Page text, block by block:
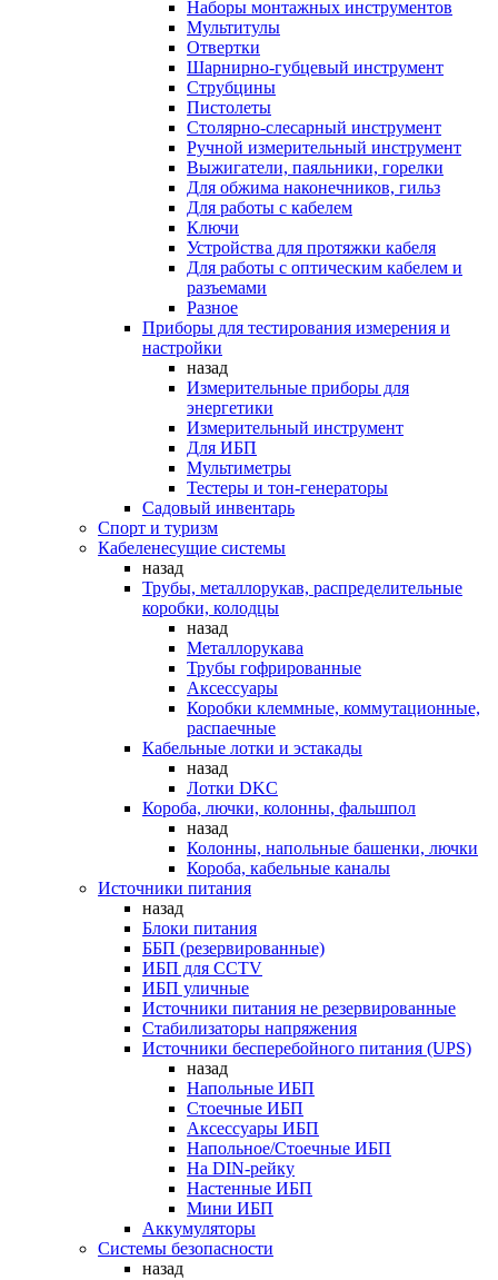
Наборы монтажных инструментов
Мультитулы
Отвертки
Шарнирно-губцевый инструмент
Струбцины
Пистолеты
Столярно-слесарный инструмент
Ручной измерительный инструмент
Выжигатели, паяльники, горелки
Для обжима наконечников, гильз
Для работы с кабелем
Ключи
Устройства для протяжки кабеля
Для работы с оптическим кабелем и
разъемами
Разное
Приборы для тестирования измерения и
настройки
назад
Измерительные приборы для
энергетики
Измерительный инструмент
Для ИБП
Мультиметры
Тестеры и тон-генераторы
Садовый инвентарь
Спорт и туризм
Кабеленесущие системы
назад
Трубы, металлорукав, распределительные
коробки, колодцы
назад
Металлорукава
Трубы гофрированные
Аксессуары
Коробки клеммные, коммутационные,
распаечные
Кабельные лотки и эстакады
назад
Лотки DKC
Короба, лючки, колонны, фальшпол
назад
Колонны, напольные башенки, лючки
Короба, кабельные каналы
Источники питания
назад
Блоки питания
ББП (резервированные)
ИБП для CCTV
ИБП уличные
Источники питания не резервированные
Стабилизаторы напряжения
Источники бесперебойного питания (UPS)
назад
Напольные ИБП
Стоечные ИБП
Аксессуары ИБП
Напольное/Стоечные ИБП
На DIN-рейку
Настенные ИБП
Мини ИБП
Аккумуляторы
Системы безопасности
назад